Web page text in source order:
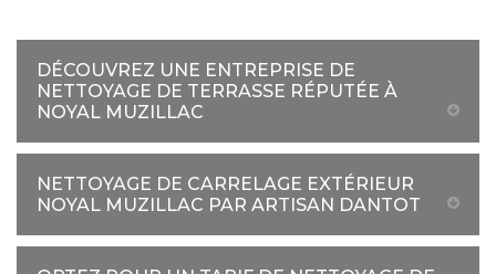
DÉCOUVREZ UNE ENTREPRISE DE
NETTOYAGE DE TERRASSE RÉPUTÉE À
NOYAL MUZILLAC
NETTOYAGE DE CARRELAGE EXTÉRIEUR
NOYAL MUZILLAC PAR ARTISAN DANTOT